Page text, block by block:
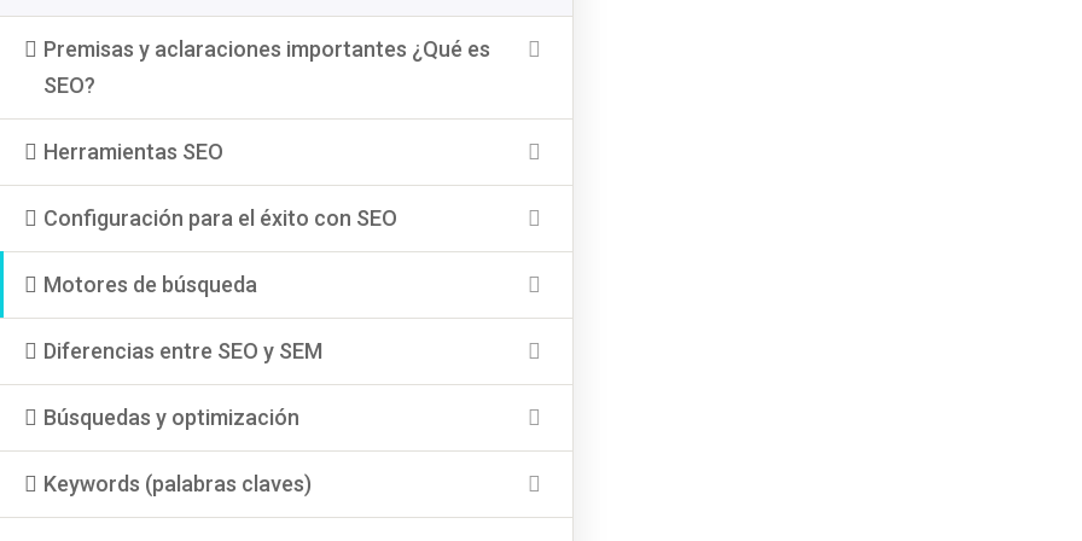
Premisas y aclaraciones importantes ¿Qué es
SEO?
Herramientas SEO
Configuración para el éxito con SEO
Motores de búsqueda
Diferencias entre SEO y SEM
Búsquedas y optimización
Keywords (palabras claves)